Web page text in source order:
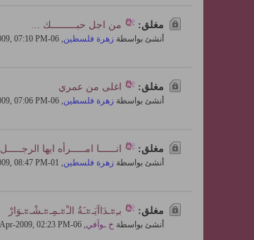
مغلق: من اجل حبـــــــــك ...
أنشئ بواسطة زهرة فلسطين,
06-May-2009, 07:10 PM
مغلق: اغلى من عمري
أنشئ بواسطة زهرة فلسطين,
06-May-2009, 07:06 PM
مغلق: انــــــا امـــــرأه ايها الرجـــــل
أنشئ بواسطة زهرة فلسطين,
01-May-2009, 08:47 PM
مغلق: بـِะـدَاآيَـะـَةُ الـْะـمِـะـشْـะـوَارْ
أنشئ بواسطة خ ـوآفي,
06-Apr-2009, 02:23 PM